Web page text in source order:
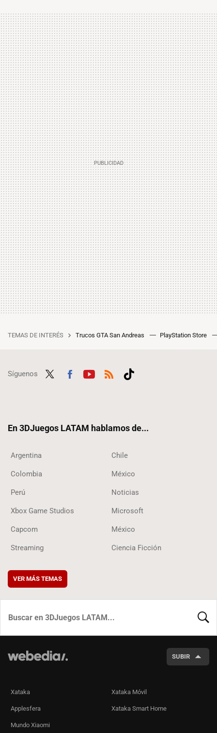
TEMAS DE INTERÉS Trucos GTA San Andreas PlayStation Store
Síguenos
En 3DJuegos LATAM hablamos de...
Argentina Chile
Colombia México
Perú Noticias
Xbox Game Studios Microsoft
Capcom México
Streaming Ciencia Ficción
VER MÁS TEMAS
SUBIR
Xataka Xataka Móvil
Applesfera Xataka Smart Home
Mundo Xiaomi